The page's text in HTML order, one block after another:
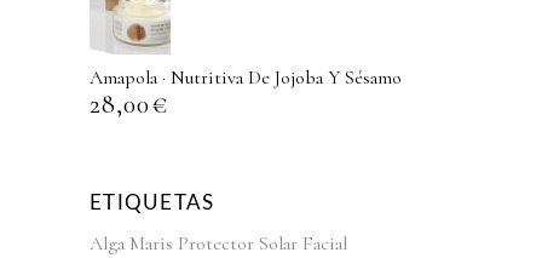
Amapola · Nutritiva De Jojoba Y Sésamo
28,00€
ETIQUETAS
Alga Maris Protector Solar Facial